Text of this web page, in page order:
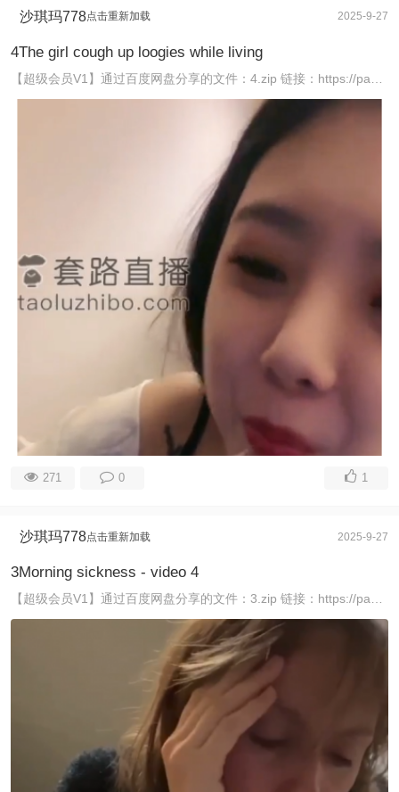
沙琪玛778点击重新加载 2025-9-27
4The girl cough up loogies while living
271 0 1
沙琪玛778点击重新加载 2025-9-27
3Morning sickness - video 4